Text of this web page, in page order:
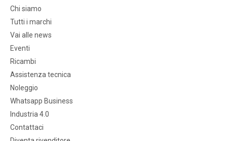
Chi siamo
Tutti i marchi
Vai alle news
Eventi
Ricambi
Assistenza tecnica
Noleggio
Whatsapp Business
Industria 4.0
Contattaci